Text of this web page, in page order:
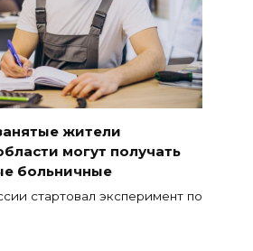
жители
могут получать
больничные
стартовал эксперимент по